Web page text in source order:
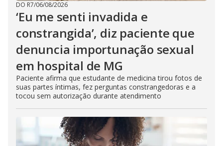
DO R7/06/08/2026
‘Eu me senti invadida e
constrangida’, diz paciente que
denuncia importunação sexual
em hospital de MG
Paciente afirma que estudante de medicina tirou fotos de
suas partes íntimas, fez perguntas constrangedoras e a
tocou sem autorização durante atendimento